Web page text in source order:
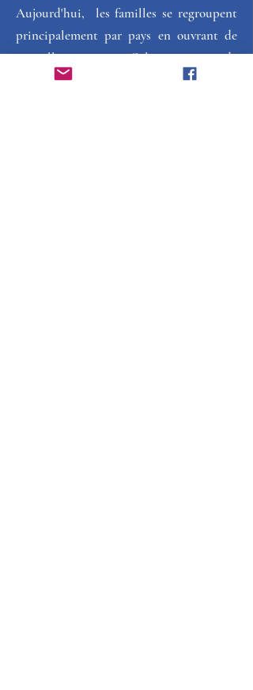
Aujourd'hui,  les familles se regroupent
principalement par pays en ouvrant de
nouvelles pages. Cela permet de
s’informer mutuellement en fonction de